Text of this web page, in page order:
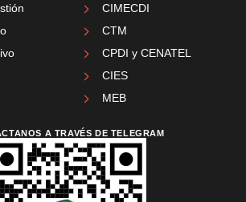
CIMECDI
CTM
CPDI y CENATEL
CIES
MEB
A TRAVÉS DE TELEGRAM